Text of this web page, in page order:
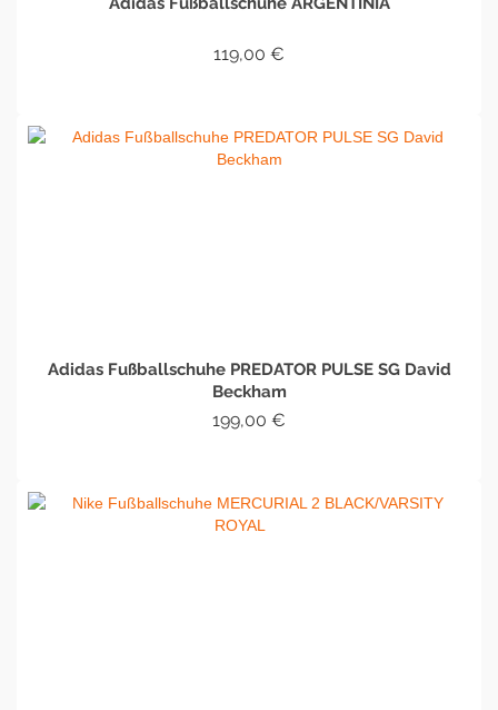
119,00 €
Adidas Fußballschuhe PREDATOR PULSE SG David
Beckham
199,00 €